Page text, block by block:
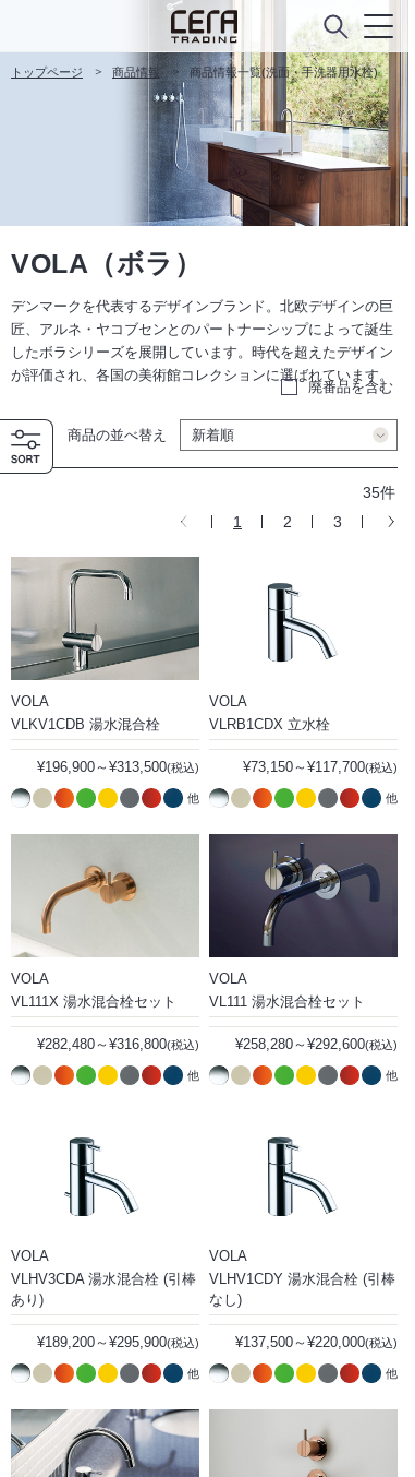
トップページ 商品情報 商品情報一覧(洗面・手洗器用水栓)
VOLA（ボラ）
デンマークを代表するデザインブランド。北欧デザインの巨
匠、アルネ・ヤコブセンとのパートナーシップによって誕生
したボラシリーズを展開しています。時代を超えたデザイン
が評価され、各国の美術館コレクションに選ばれています。
廃番品を含む
商品の並べ替え
35件
1
2 3
VOLA
VLKV1CDB 湯水混合栓
¥196,900～¥313,500(税込)
他
VOLA
VLRB1CDX 立水栓
¥73,150～¥117,700(税込)
他
VOLA
VL111X 湯水混合栓セット
¥282,480～¥316,800(税込)
他
VOLA
VL111 湯水混合栓セット
¥258,280～¥292,600(税込)
他
VOLA
VLHV3CDA 湯水混合栓 (引棒
あり)
¥189,200～¥295,900(税込)
他
VOLA
VLHV1CDY 湯水混合栓 (引棒
なし)
¥137,500～¥220,000(税込)
他